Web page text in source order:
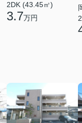
2DK (43.45㎡)
3.7万円